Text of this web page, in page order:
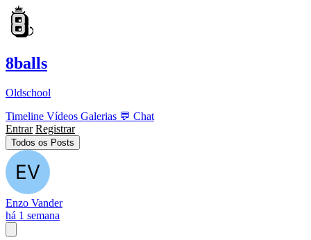
8balls
Oldschool
Timeline Vídeos Galerias 💬 Chat
Entrar Registrar
Todos os Posts
Enzo Vander
há 1 semana